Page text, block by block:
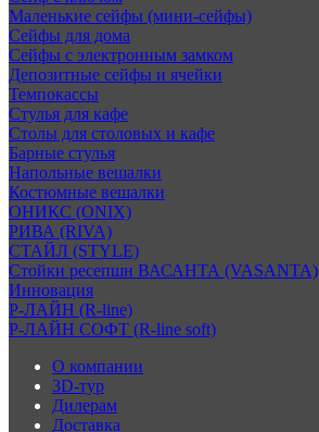
Маленькие сейфы (мини-сейфы)
Сейфы для дома
Сейфы с электронным замком
Депозитные сейфы и ячейки
Темпокассы
Стулья для кафе
Столы для столовых и кафе
Барные стулья
Напольные вешалки
Костюмные вешалки
ОНИКС (ONIX)
РИВА (RIVA)
СТАЙЛ (STYLE)
Стойки ресепшн ВАСАНТА (VASANTA)
Инновация
Р-ЛАЙН (R-line)
Р-ЛАЙН СОФТ (R-line soft)
О компании
3D-тур
Дилерам
Доставка